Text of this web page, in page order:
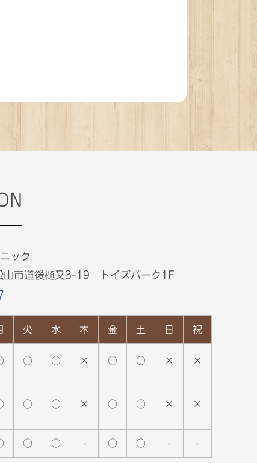
ック
市道後樋又3-19 トイズパーク1F
火 水 木 金 土 日 祝
○ ○ × ○ ○ × ×
○ ○ × ○ ○ × ×
○ ○ - ○ ○ - -